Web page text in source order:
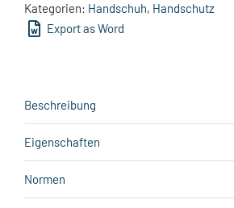
Kategorien: Handschuh, Handschutz
Export as Word
Beschreibung
Eigenschaften
Normen